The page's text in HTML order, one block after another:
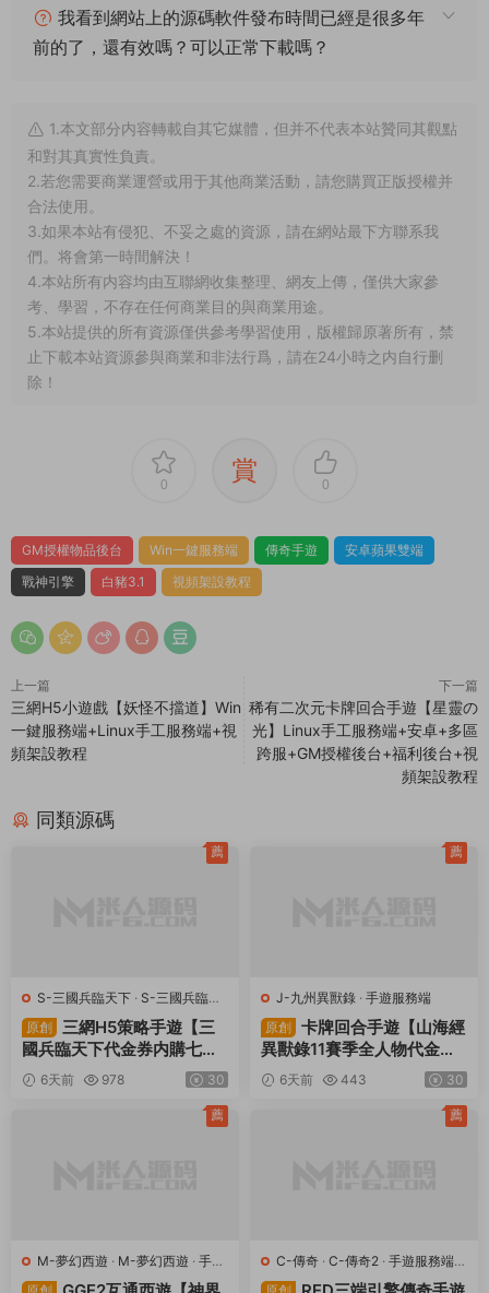
我看到網站上的源碼軟件發布時間已經是很多年
前的了，還有效嗎？可以正常下載嗎？
1.本文部分内容轉載自其它媒體，但并不代表本站贊同其觀點
和對其真實性負責。
2.若您需要商業運營或用于其他商業活動，請您購買正版授權并
合法使用。
3.如果本站有侵犯、不妥之處的資源，請在網站最下方聯系我
們。将會第一時間解決！
4.本站所有内容均由互聯網收集整理、網友上傳，僅供大家參
考、學習，不存在任何商業目的與商業用途。
5.本站提供的所有資源僅供參考學習使用，版權歸原著所有，禁
止下載本站資源參與商業和非法行爲，請在24小時之内自行删
除！
0 賞 0
GM授權物品後台 Win一鍵服務端 傳奇手遊
安卓蘋果雙端
戰神引擎
白豬3.1 視頻架設教程
上一篇
三網H5小遊戲【妖怪不擋道】Win
一鍵服務端+Linux手工服務端+視
頻架設教程
下一篇
稀有二次元卡牌回合手遊【星靈の
光】Linux手工服務端+安卓+多區
跨服+GM授權後台+福利後台+視
頻架設教程
同類源碼
S-三國兵臨天下 · S-三國兵臨天
下· 手遊服務端·頁遊服務端
原創
三網H5策略手遊【三
國兵臨天下代金券内購七合
修複版】Linux手工服務端
+管理後台+GM授權後台
+簡易安卓客戶端+視頻架設
6天前 978 30
薦
J-九州異獸錄 · 手遊服務端
原創
卡牌回合手遊【山海經
異獸錄11賽季全人物代金券
内購版】Win一鍵服務端+授
權GM後台+管理後台+熱更
修改工具+安卓+視頻架設教
6天前 443 30
薦
M-夢幻西遊 · M-夢幻西遊 · 手遊
服務端 · 端遊服務端
薦
C-傳奇 · C-傳奇2 · 手遊服務端·
端遊服務端
薦